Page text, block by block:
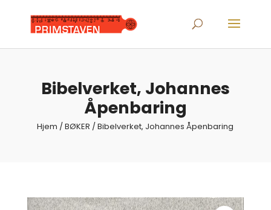
search
Bibelverket, Johannes
Åpenbaring
Hjem /BØKER / Bibelverket, Johannes Åpenbaring